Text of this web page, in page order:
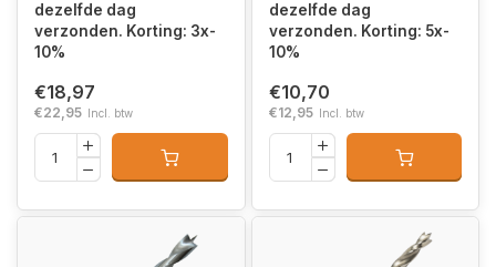
dezelfde dag
verzonden. Korting: 3x-
10%
€18,97
€22,95 Incl. btw
dezelfde dag
verzonden. Korting: 5x-
10%
€10,70
€12,95 Incl. btw